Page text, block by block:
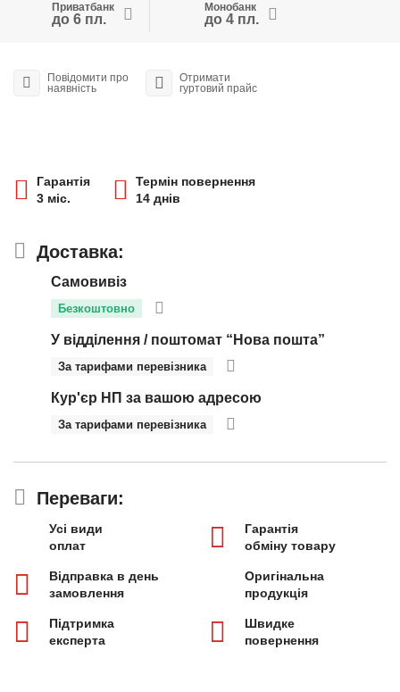
Приватбанк
до 6 пл.
Монобанк
до 4 пл.
Повідомити про
наявність
Отримати
гуртовий прайс
Гарантія
3 міс.
Термін повернення
14 днів
Доставка:
Самовивіз
Безкоштовно
У відділення / поштомат “Нова пошта”
За тарифами перевізника
Кур'єр НП за вашою адресою
За тарифами перевізника
Переваги:
Усі види
оплат
Гарантія
обміну товару
Відправка в день
замовлення
Оригінальна
продукція
Підтримка
експерта
Швидке
повернення